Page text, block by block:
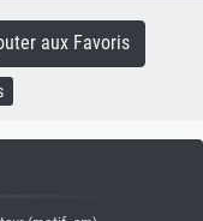
aux Favoris